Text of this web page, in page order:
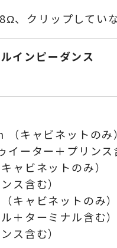
、クリップしていな
インピーダンス
キャビネットのみ）
ーター＋プリンス
ャビネットのみ）
ス含む）
キャビネットのみ）
＋ターミナル含む）
ス含む）